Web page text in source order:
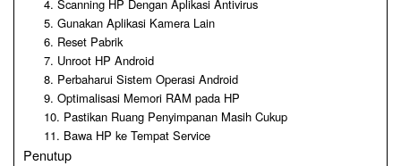
4. Scanning HP Dengan Aplikasi Antivirus
5. Gunakan Aplikasi Kamera Lain
6. Reset Pabrik
7. Unroot HP Android
8. Perbaharui Sistem Operasi Android
9. Optimalisasi Memori RAM pada HP
10. Pastikan Ruang Penyimpanan Masih Cukup
11. Bawa HP ke Tempat Service
Penutup